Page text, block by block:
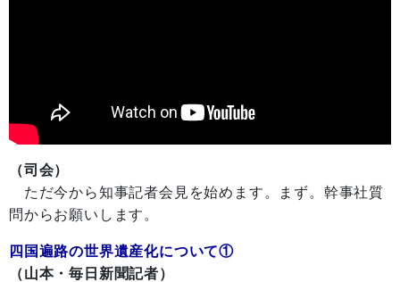
（司会）
ただ今から知事記者会見を始めます。まず。幹事社質
問からお願いします。
四国遍路の世界遺産化について①
（山本・毎日新聞記者）